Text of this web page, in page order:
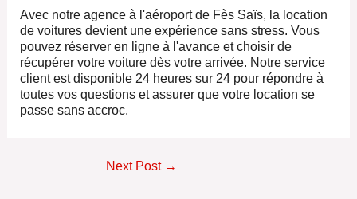
Avec notre agence à l'aéroport de Fès Saïs, la location
de voitures devient une expérience sans stress. Vous
pouvez réserver en ligne à l'avance et choisir de
récupérer votre voiture dès votre arrivée. Notre service
client est disponible 24 heures sur 24 pour répondre à
toutes vos questions et assurer que votre location se
passe sans accroc.
Next Post →